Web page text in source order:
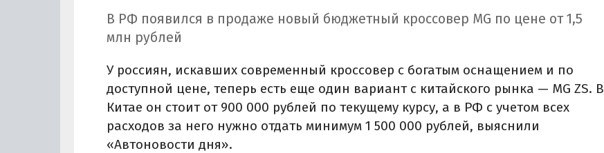
В РФ появился в продаже новый бюджетный кроссовер MG по цене от 1,5
млн рублей
У россиян, искавших современный кроссовер с богатым оснащением и по
доступной цене, теперь есть еще один вариант с китайского рынка — MG ZS. В
Китае он стоит от 900 000 рублей по текущему курсу, а в РФ с учетом всех
расходов за него нужно отдать минимум 1 500 000 рублей, выяснили
«Автоновости дня».